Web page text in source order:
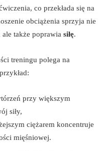
co przekłada się na
obciążenia sprzyja nie
ale także poprawia siłę.
treningu polega na
przy większym
siły,
ciężarem koncentruje
mięśniowej.